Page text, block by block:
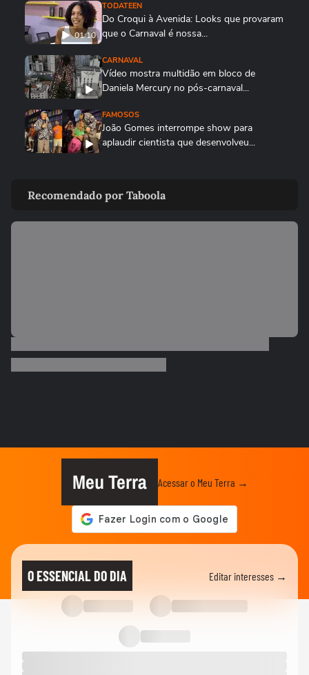
01:10
TODATEEN
Do Croqui à Avenida: Looks que provaram
que o Carnaval é nossa...
CARNAVAL
Vídeo mostra multidão em bloco de
Daniela Mercury no pós-carnaval...
FAMOSOS
João Gomes interrompe show para
aplaudir cientista que desenvolveu...
da Gaviões da Fiel: ‘Não...
LULA
no carnaval em novo vídeo...
A Grande Rio perdeu ponto por fantasia
de Virginia? Veja o que...
Professor acusa PMs de abordagem
violenta e homofóbica no carnaval...
Apuração do carnaval do Rio de Janeiro
2026
Recomendado por Taboola
Meu Terra Acessar o Meu Terra →
O ESSENCIAL DO DIA Editar interesses →